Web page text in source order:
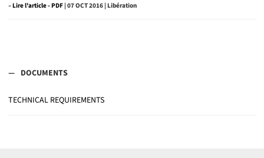
–Lire l'article | 07 OCT 2016 | Libération
DOCUMENTS
TECHNICAL REQUIREMENTS